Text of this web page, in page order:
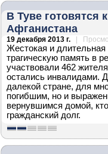
В Туве готовятся
Афганистана
19 декабря 2013 г. |
Жестокая и длительная
трагическую память в
участвовали 462
остались инвалидами.
далекой стране, для
погибшим, но и
вернувшимся домой,
гражданский долг.